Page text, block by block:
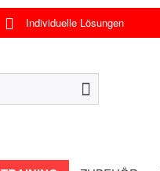
Individuelle Lösungen